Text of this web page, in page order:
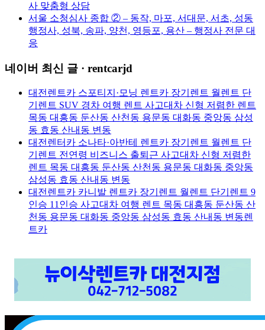
사 맞춤형 상담
서울 소청심사 종합 ② – 동작, 마포, 서대문, 서초, 성동
행정사, 성북, 송파, 양천, 영등포, 용산 – 행정사 전문 대
응
네이버 최신 글 · rentcarjd
대전렌트카 스포티지·모닝 렌트카 장기렌트 월렌트 단
기렌트 SUV 경차 여행 렌트 사고대차 신형 저렴한 렌트
목동 대흥동 둔산동 산천동 용문동 대화동 중앙동 삼성
동 효동 산내동 변동
대전렌터카 소나타·아반테 렌트카 장기렌트 월렌트 단
기렌트 전연령 비즈니스 출퇴근 사고대차 신형 저렴한
렌트 목동 대흥동 둔산동 산천동 용문동 대화동 중앙동
삼성동 효동 산내동 변동
대전렌트카 카니발 렌트카 장기렌트 월렌트 단기렌트 9
인승 11인승 사고대차 여행 렌트 목동 대흥동 둔산동 산
천동 용문동 대화동 중앙동 삼성동 효동 산내동 변동렌
트카